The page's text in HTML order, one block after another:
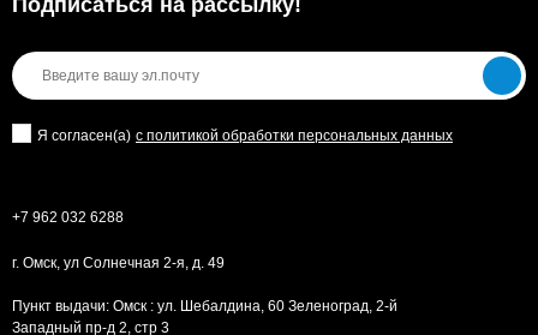
Подписаться на рассылкy!
Я согласен(a) с политикой обработки персональных данных
+7 962 032 6288
г. Омск, ул Солнечная 2-я, д. 49
Пункт выдачи: Омск : ул. Шебалдина, 60 Зеленоград, 2-й
Западный пр-д 2, стр 3